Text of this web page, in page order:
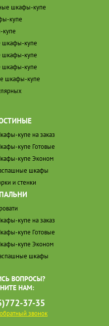
шкафы-купе
купе
шкафы-купе
шкафы-купе
шкафы-купе
шкафы-купе
купе на заказ
купе Готовые
купе Эконом
шкафы
и стенки
купе на заказ
купе Готовые
купе Эконом
шкафы
ВОПРОСЫ?
НАМ:
37-35
звонок